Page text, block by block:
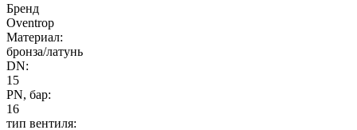
Бренд
Oventrop
Материал:
бронза/латунь
DN:
15
PN, бар:
16
тип вентиля: